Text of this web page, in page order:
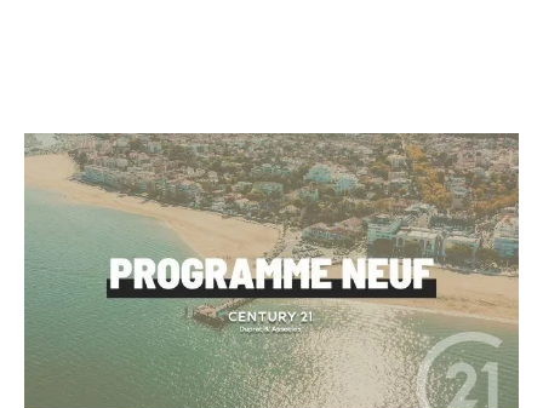
AUDENGE 33
80,70 m2, 4 pièces
Ref : 10974
Appartement T4 à vendre
322 500 €
[PROGRAMME NEUF - AUDENGE - T4 avec jardin - 2
places de parking extérieur- Livraison 1er trimestre